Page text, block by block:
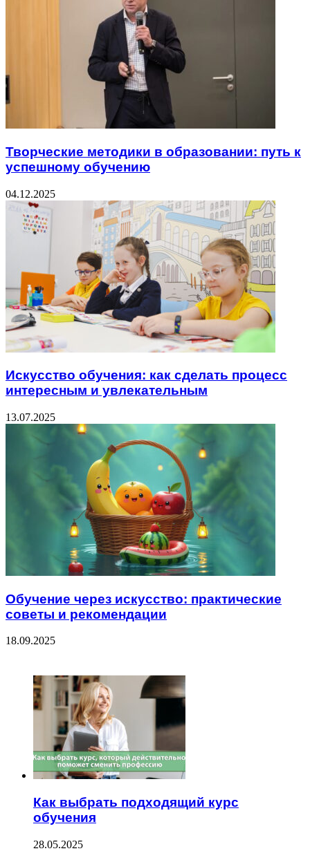
Творческие методики в образовании: путь к
успешному обучению
04.12.2025
Искусство обучения: как сделать процесс
интересным и увлекательным
13.07.2025
Обучение через искусство: практические
советы и рекомендации
18.09.2025
Как выбрать подходящий курс
обучения
28.05.2025